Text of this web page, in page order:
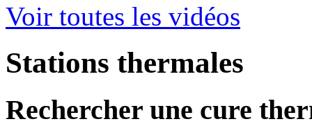
Voir toutes les vidéos
Stations thermales
Rechercher une cure